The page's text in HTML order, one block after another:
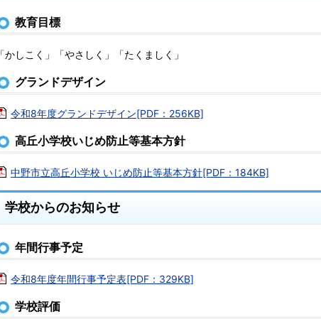
教育目標
「かしこく」「やさしく」「たくましく」
グランドデザイン
令和8年度グランドデザイン[PDF：256KB]
高丘小学校いじめ防止等基本方針
中野市立高丘小学校 いじめ防止等基本方針[PDF：184KB]
学校からのお知らせ
年間行事予定
令和8年度年間行事予定表[PDF：329KB]
学校評価